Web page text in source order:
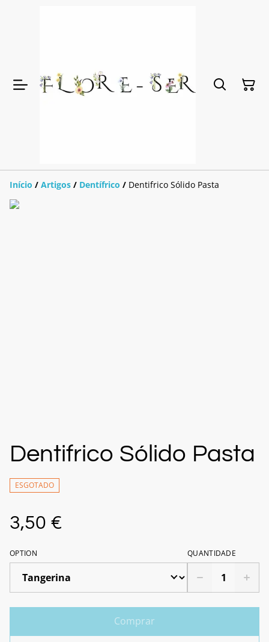
Início / Artigos / Dentífrico / Dentifrico Sólido Pasta
Dentifrico Sólido Pasta
ESGOTADO
3,50 €
OPTION QUANTIDADE
Comprar